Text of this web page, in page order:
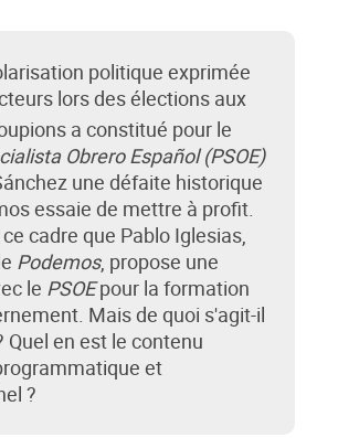
politique exprimée
lors des élections aux
a constitué pour le
Obrero Español (PSOE)
une défaite historique
essaie de mettre à profit.
cadre que Pablo Iglesias,
Podemos, propose une
le PSOEpour la formation
Mais de quoi s'agit-il
Quel en est le contenu
et
?